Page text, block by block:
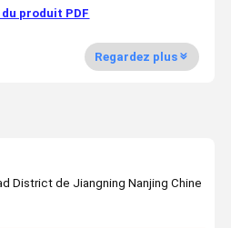
produit PDF
Regardez plus
District de Jiangning Nanjing Chine